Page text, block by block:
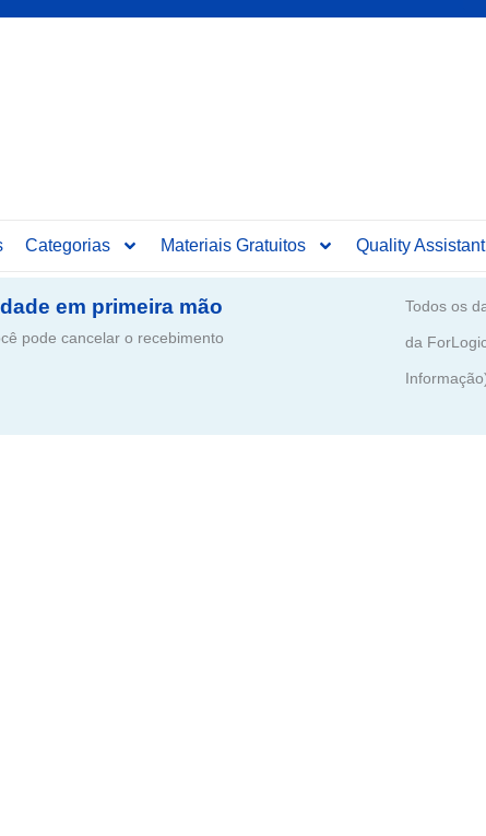
Categorias Materiais Gratuitos Quality
em primeira mão
pode cancelar o recebimento
Todos os
da